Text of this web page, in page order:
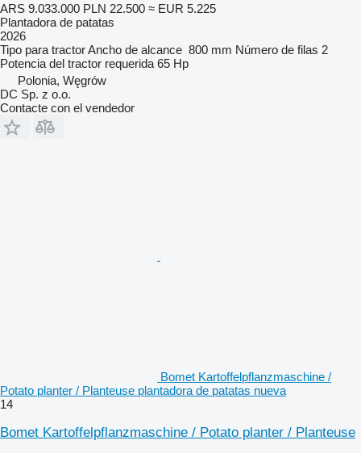
ARS 9.033.000 PLN 22.500 ≈ EUR 5.225
Plantadora de patatas
2026
Tipo para tractorAncho de alcance 800 mm Número de filas 2
Potencia del tractor requerida 65 Hp
Polonia, Węgrów
DC Sp. z o.o.
Contacte con el vendedor
Bomet Kartoffelpflanzmaschine /
Potato planter / Planteuse plantadora de patatas nueva
14
Bomet Kartoffelpflanzmaschine / Potato planter / Planteuse